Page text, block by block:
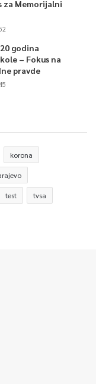
Memorijalni
godina
– Fokus na
pravde
korona
test tvsa